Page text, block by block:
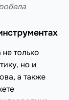
только
но и
а также